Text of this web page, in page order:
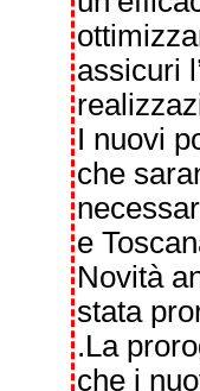
assicuri
I nuovi
che
e
Novità
stata
.La
che i